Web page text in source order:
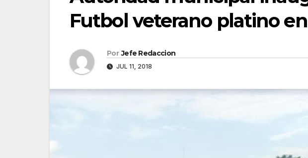
Futbol veterano platino
Por Jefe Redaccion
JUL 11, 2018